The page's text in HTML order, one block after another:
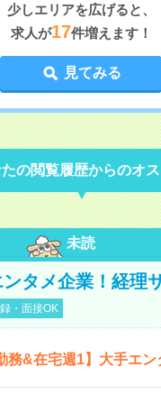
少しエリアを広げると、
求人が17件増えます！
見てみる
の閲覧履歴からのオ
未読
タメ企業！経理
・面接OK
務&在宅週1】大手エ